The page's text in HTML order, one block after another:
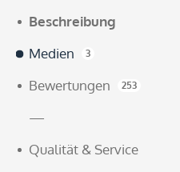
Beschreibung
Medien
3
Bewertungen 253
—
Qualität & Service